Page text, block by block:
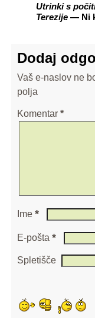
Utrinki s
Terezije— Ni
Dodaj
Vaš e-naslov ne
polja
Komentar *
Ime *
E-pošta *
Spletišče